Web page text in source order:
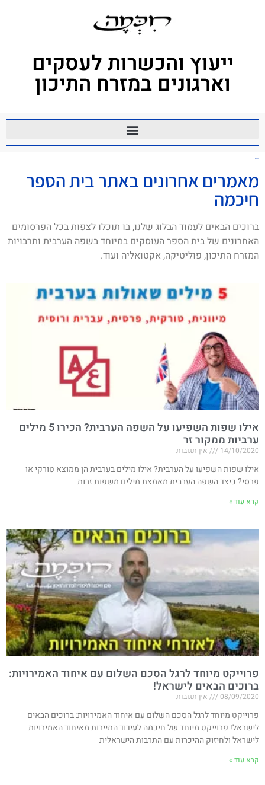
ייעוץ והכשרות לעסקים
וארגונים במזרח התיכון
לבנונית
מאמרים אחרונים באתר בית הספר
חיכמה
ברוכים הבאים לעמוד הבלוג שלנו, בו תוכלו לצפות בכל הפרסומים
האחרונים של בית הספר העוסקים במיוחד בשפה הערבית ותרבויות
המזרח התיכון, פוליטיקה, אקטואליה ועוד.
אילו שפות השפיעו על השפה הערבית? הכירו 5 מילים
ערביות ממקור זר
14/10/2020 אין תגובות
אילו שפות השפיעו על הערבית? אילו מילים בערבית הן ממוצא טורקי או
פרסי? כיצד השפה הערבית מאמצת מילים משפות זרות
קרא עוד »
פרוייקט מיוחד לרגל הסכם השלום עם איחוד האמירויות​:
ברוכים הבאים לישראל!
08/09/2020 אין תגובות
פרוייקט מיוחד לרגל הסכם השלום עם איחוד האמירויות​: ברוכים הבאים
לישראל! פרוייקט מיוחד של חיכמה לעידוד התיירות מאיחוד האמירויות
לישראל ולחיזוק ההיכרות עם התרבות הישראלית
קרא עוד »